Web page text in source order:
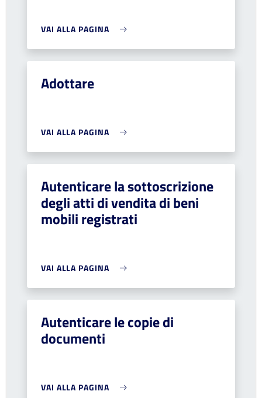
VAI ALLA PAGINA
Adottare
VAI ALLA PAGINA
Autenticare la sottoscrizione
degli atti di vendita di beni
mobili registrati
VAI ALLA PAGINA
Autenticare le copie di
documenti
VAI ALLA PAGINA